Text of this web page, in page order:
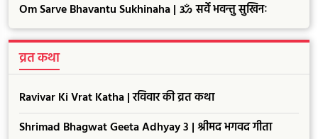
Om Sarve Bhavantu Sukhinaha | ॐ सर्वे भवन्तु सुखिनः
व्रत कथा
Ravivar Ki Vrat Katha | रविवार की व्रत कथा
Shrimad Bhagwat Geeta Adhyay 3 | श्रीमद भगवद गीता